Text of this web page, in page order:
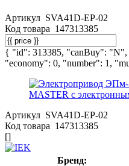
Артикул SVA41D-EP-02
Код товара 147313385
{ "id": 313385, "canBuy": "N",
"economy": 0, "number": 1,
Артикул SVA41D-EP-02
Код товара 147313385
[]
Бренд: